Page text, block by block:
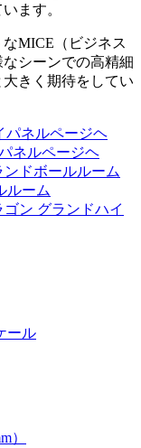
ます。
MICE（ビジネス
シーンでの高精細
きく期待をしてい
パネルページヘ
ネルページヘ
ルーム
グランドハイ
ール
）